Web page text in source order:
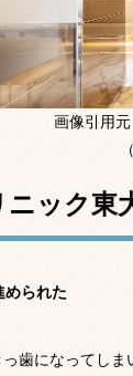
画像引用
ック東
められた
歯になってしま